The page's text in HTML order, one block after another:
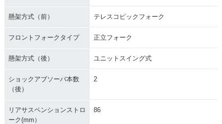
懸架方式（前） テレスコピックフォーク
フロントフォークタイプ 正立フォーク
懸架方式（後） ユニットスイング式
ショックアブソーバ本数
（後）
2
リアサスペンションストロ
ーク(mm）
86